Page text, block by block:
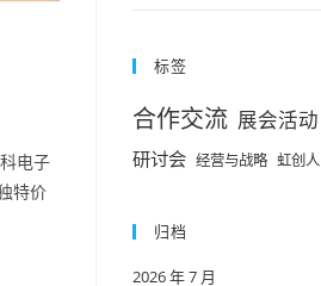
电子
特价
标签
合作交流 展会活动
研讨会 经营与战略 虹创人
归档
2026 年 7 月